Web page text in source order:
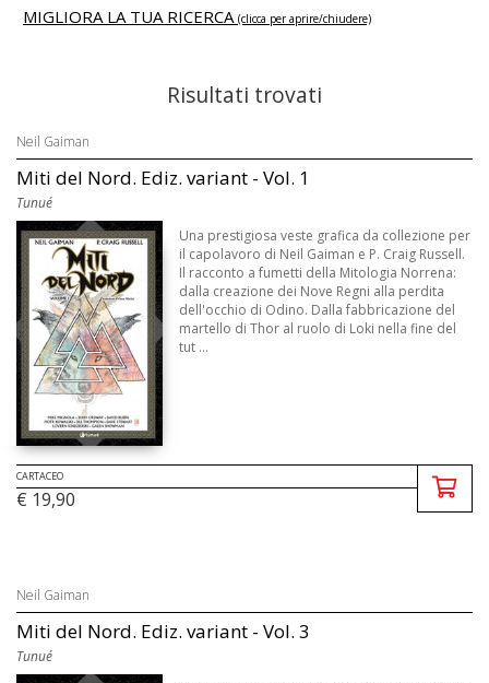
MIGLIORA LA TUA RICERCA (clicca per aprire/chiudere)
Risultati trovati
Neil Gaiman
Miti del Nord. Ediz. variant - Vol. 1
Tunué
Una prestigiosa veste grafica da collezione per
il capolavoro di Neil Gaiman e P. Craig Russell.
Il racconto a fumetti della Mitologia Norrena:
dalla creazione dei Nove Regni alla perdita
dell'occhio di Odino. Dalla fabbricazione del
martello di Thor al ruolo di Loki nella fine del
tut ...
CARTACEO
€ 19,90
Neil Gaiman
Miti del Nord. Ediz. variant - Vol. 3
Tunué